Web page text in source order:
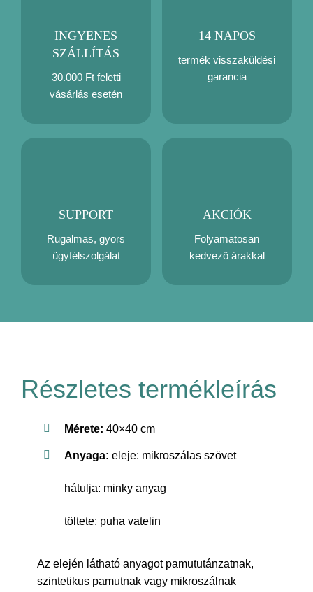
INGYENES
SZÁLLÍTÁS
30.000 Ft feletti
vásárlás esetén
14 NAPOS
termék visszaküldési
garancia
SUPPORT
Rugalmas, gyors
ügyfélszolgálat
AKCIÓK
Folyamatosan
kedvező árakkal
Részletes termékleírás
Mérete: 40×40 cm
Anyaga: eleje: mikroszálas szövet
hátulja: minky anyag
töltete: puha vatelin
Az elején látható anyagot pamututánzatnak,
szintetikus pamutnak vagy mikroszálnak